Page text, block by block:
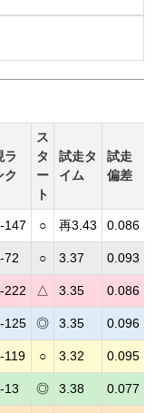
ラ
ク
ス
タ
ー
ト
試走タ
イム
試走
偏差
147 ○ 再3.43 0.086
72 ○ 3.37 0.093
222 △ 3.35 0.086
125 ◎ 3.35 0.096
119 ○ 3.32 0.095
13 ◎ 3.38 0.077